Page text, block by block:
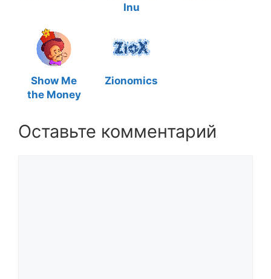
Inu
Show Me
the Money
Zionomics
Оставьте комментарий